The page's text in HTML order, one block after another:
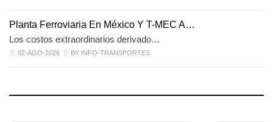
Planta Ferroviaria En México Y T-MEC A…
Los costos extraordinarios derivado…
02-AGO-2026 BY INFO-TRANSPORTES